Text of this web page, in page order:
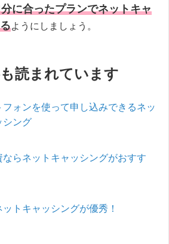
に合ったプランでネットキャ
ようにしましょう。
読まれています
フォンを使って申し込みできるネッ
シング
ならネットキャッシングがおすす
トキャッシングが優秀！